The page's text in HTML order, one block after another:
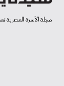
مجلة الأسرة العصرية